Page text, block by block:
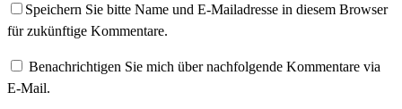
Speichern Sie bitte Name und E-Mailadresse in diesem Browser
für zukünftige Kommentare.
Benachrichtigen Sie mich über nachfolgende Kommentare via
E-Mail.